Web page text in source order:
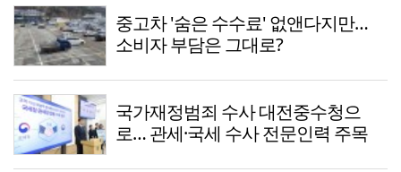
중고차 '숨은 수수료' 없앤다지만…
소비자 부담은 그대로?
국가재정범죄 수사 대전중수청으
로… 관세·국세 수사 전문인력 주목